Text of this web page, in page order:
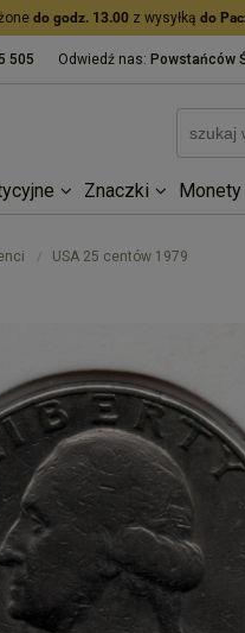
do godz. 13.00 z wysyłką do
505 Odwiedź nas: Powstańców
Znaczki Monety
/ USA 25 centów 1979